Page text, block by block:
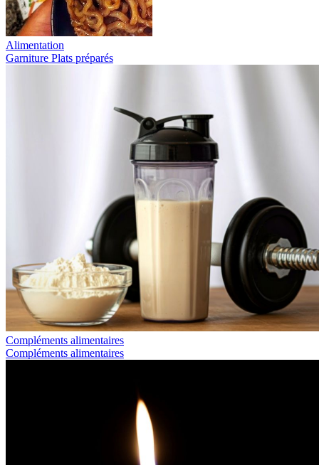
Alimentation
Garniture Plats préparés
Compléments alimentaires
Compléments alimentaires